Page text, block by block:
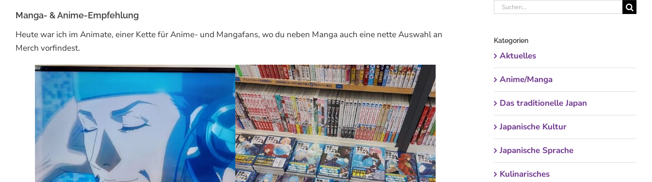
Manga- & Anime-Empfehlung
Heute war ich im Animate, einer Kette für Anime- und Mangafans, wo du neben Manga auch eine nette Auswahl an
Merch vorfindest.
Suche
Kategorien
Aktuelles
Anime/Manga
Das traditionelle Japan
Japanische Kultur
Japanische Sprache
Kulinarisches